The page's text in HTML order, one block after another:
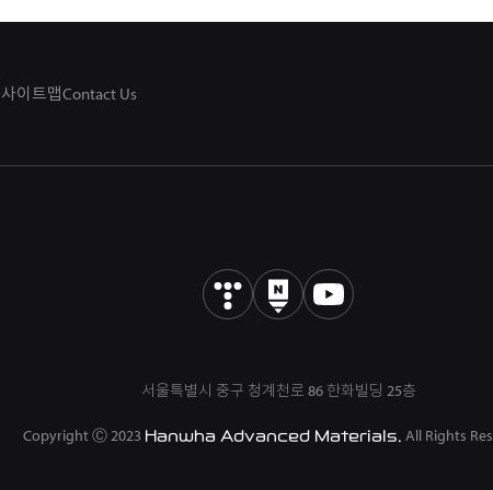
사이트맵Contact Us
서울특별시 중구 청계천로 86 한화빌딩 25층
Copyright Ⓒ 2023 Hanwha Advanced Materials. All Rights